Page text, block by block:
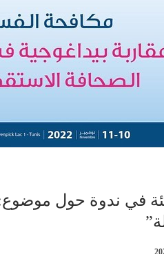
في ندوة حول